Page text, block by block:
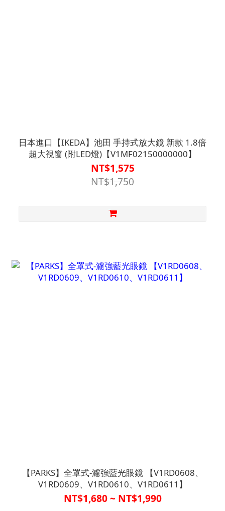
日本進口【IKEDA】池田 手持式放大鏡 新款 1.8倍
超大視窗 (附LED燈)【V1MF02150000000】
NT$1,575
NT$1,750
【PARKS】全罩式-濾強藍光眼鏡 【V1RD0608、
V1RD0609、V1RD0610、V1RD0611】
NT$1,680 ~ NT$1,990